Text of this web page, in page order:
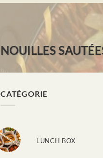
NOUILLES
CATÉGORIE
LUNCH BOX